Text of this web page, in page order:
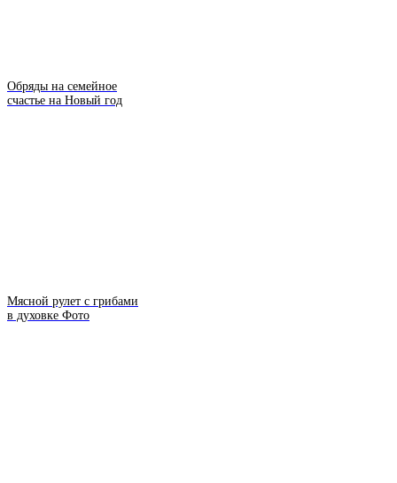
Обряды на семейное
счастье на Новый год
Мясной рулет с грибами
в духовке Фото